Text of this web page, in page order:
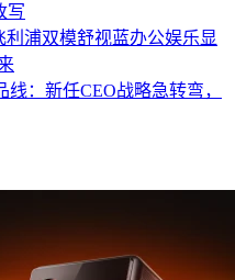
写
浦双模舒视蓝办公娱乐显
：新任CEO战略急转弯，